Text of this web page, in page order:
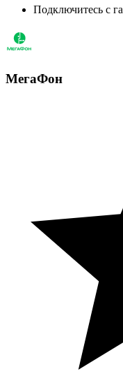
Подключитесь с
МегаФон